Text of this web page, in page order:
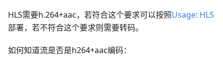
HLS需要h.264+aac，若符合这个要求可以按照Usage: HLS
部署，若不符合这个要求则需要转码。
如何知道流是否是h264+aac编码：